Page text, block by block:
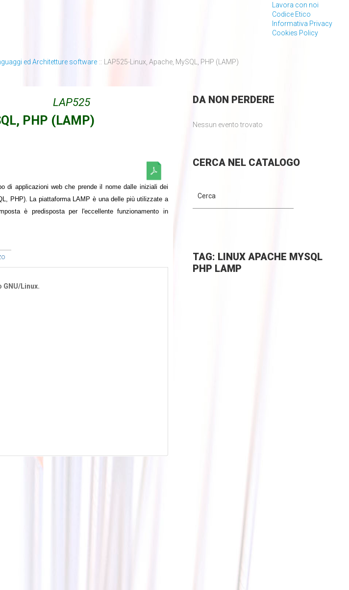
Lavora con noi
Codice Etico
Informativa Privacy
Cookies Policy
ed Architetture software :: LAP525-Linux, Apache, MySQL, PHP (LAMP)
LAP525
PHP (LAMP)
di applicazioni web che prende il nome dalle iniziali dei
PHP). La piattaforma LAMP è una delle più utilizzate a
è predisposta per l'eccellente funzionamento in
GNU/Linux.
DANON PERDERE
Nessun evento trovato
CERCANEL CATALOGO
TAG: LINUX APACHE MYSQL
PHP LAMP